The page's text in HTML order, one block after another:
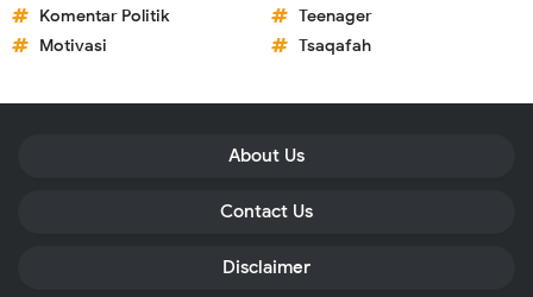
Komentar Politik
Motivasi
Teenager
Tsaqafah
About Us
Contact Us
Disclaimer